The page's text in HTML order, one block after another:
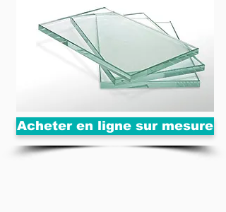
Acheter en ligne sur mesure